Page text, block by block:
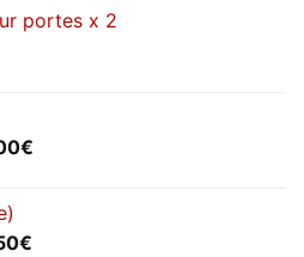
portes x 2
€
€